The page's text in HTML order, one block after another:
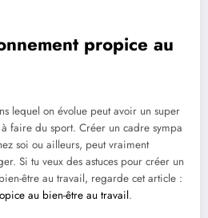
propice au
lequel on évolue peut avoir un super
faire du sport. Créer un cadre sympa
soi ou ailleurs, peut vraiment
Si tu veux des astuces pour créer un
être au travail, regarde cet article :
au bien-être au travail.